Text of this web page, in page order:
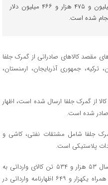
مدیر کل گمرک جلفا گفت: امسال ۴۵ میلیون و ۴۷۵ هزار و ۴۶۶ میلیون دلار
مقصد کالاهای صادراتی از گمرک جلفا
جمهوری آذربایجان، ارمنستان،
اینکه امسال ۵۴ هزار و ۵۳۵ تن کالا از گمرک جلفا ارسال شده است، اظهار
جلفا شامل مشتقات نفتی، کاشی و
پلاستیکی است.
بیسلم همچنین گفت: سه ماهه نخست امسال ۵۳ هزار و ۵۳۴ تن کالای وارداتی به
ارزش ۱۸۱ میلیون و ۲۵۳ هزار و ۱۴۱ دلار به همراه یکهزار و ۶۴۹ اظهارنامه وارداتی در